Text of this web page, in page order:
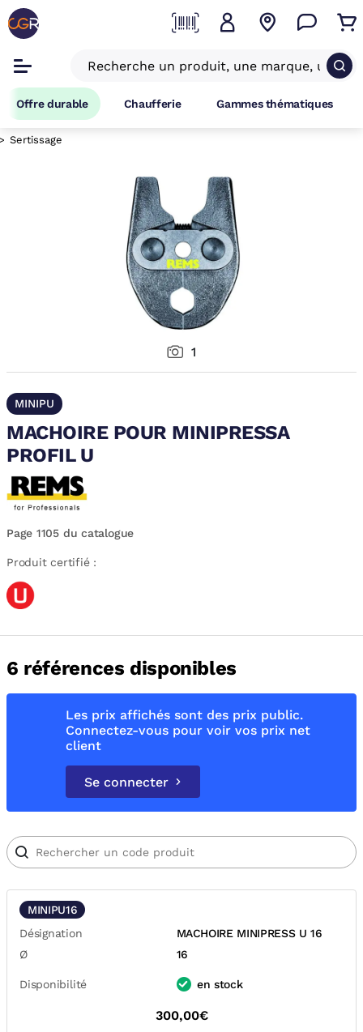
Offre durable Chaufferie Gammes thématiques
Sertissage
1
MINIPU
MACHOIRE POUR MINIPRESSA
PROFIL U
Page 1105 du catalogue
Produit certifié :
6 références disponibles
Les prix affichés sont des prix public.
Connectez-vous pour voir vos prix net
client
Se connecter
MINIPU16
Désignation
MACHOIRE MINIPRESS U 16
Ø
16
Disponibilité en stock
300,00€